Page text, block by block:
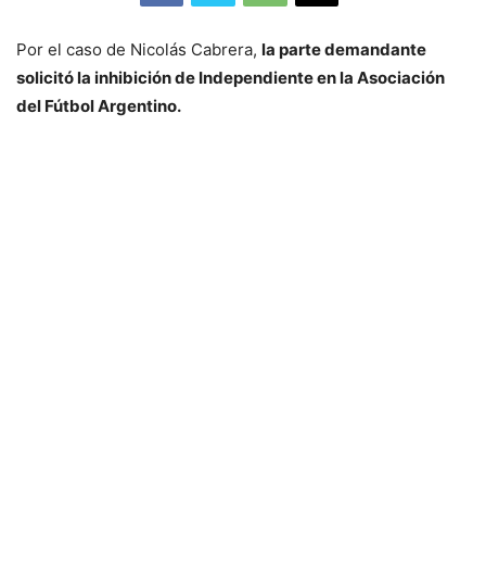
Por el caso de Nicolás Cabrera, la parte demandante
solicitó la inhibición de Independiente en la Asociación
del Fútbol Argentino.